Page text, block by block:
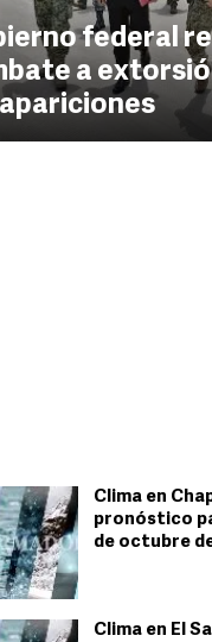
federal
a
Clima en
pronóstico
de octubre
Clima en El